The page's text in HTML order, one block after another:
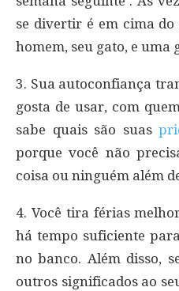
se divertir é em cima do
homem, seu gato, e uma
3. Sua autoconfiança
gosta de usar, com
sabe quais são suas
porque você não
coisa ou ninguém além
4. Você tira férias
há tempo suficiente
no banco. Além disso,
outros significados ao